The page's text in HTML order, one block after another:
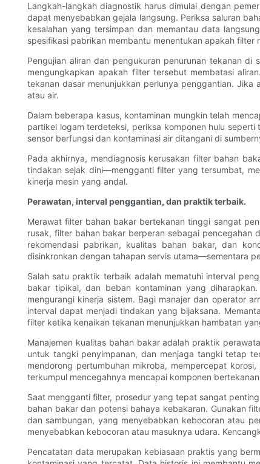
Langkah-langkah diagnostik harus dimulai dengan
dapat menyebabkan gejala langsung. Periksa saluran
kesalahan yang tersimpan dan memantau data
spesifikasi pabrikan membantu menentukan apakah
Pengujian aliran dan pengukuran penurunan tekanan
mengungkapkan apakah filter tersebut membatasi
tekanan dasar menunjukkan perlunya penggantian.
atau air.
Dalam beberapa kasus, kontaminan mungkin telah
partikel logam terdeteksi, periksa komponen hulu
sensor berfungsi dan kontaminasi air ditangani di
Pada akhirnya, mendiagnosis kerusakan filter bahan
tindakan sejak dini—mengganti filter yang tersumbat,
kinerja mesin yang andal.
Perawatan, interval penggantian, dan praktik terbaik.
Merawat filter bahan bakar bertekanan tinggi sangat
rusak, filter bahan bakar berperan sebagai pencegahan
rekomendasi pabrikan, kualitas bahan bakar, dan
disinkronkan dengan tahapan servis utama—sementara
Salah satu praktik terbaik adalah mematuhi interval
bakar tipikal, dan beban kontaminan yang
mengurangi kinerja sistem. Bagi manajer dan operator
interval dapat menjadi tindakan yang bijaksana.
filter ketika kenaikan tekanan menunjukkan hambatan
Manajemen kualitas bahan bakar adalah praktik
untuk tangki penyimpanan, dan menjaga tangki tetap
mendorong pertumbuhan mikroba, mempercepat
terkumpul mencegahnya mencapai komponen
Saat mengganti filter, prosedur yang tepat sangat
bahan bakar dan potensi bahaya kebakaran. Gunakan
dan sambungan, yang menyebabkan kebocoran atau
menyebabkan kebocoran atau masuknya udara.
Pencatatan data merupakan kebiasaan praktis yang